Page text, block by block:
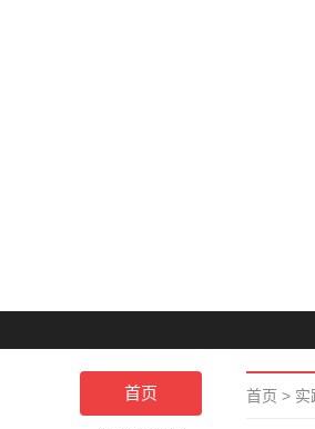
首页 首页 > 实